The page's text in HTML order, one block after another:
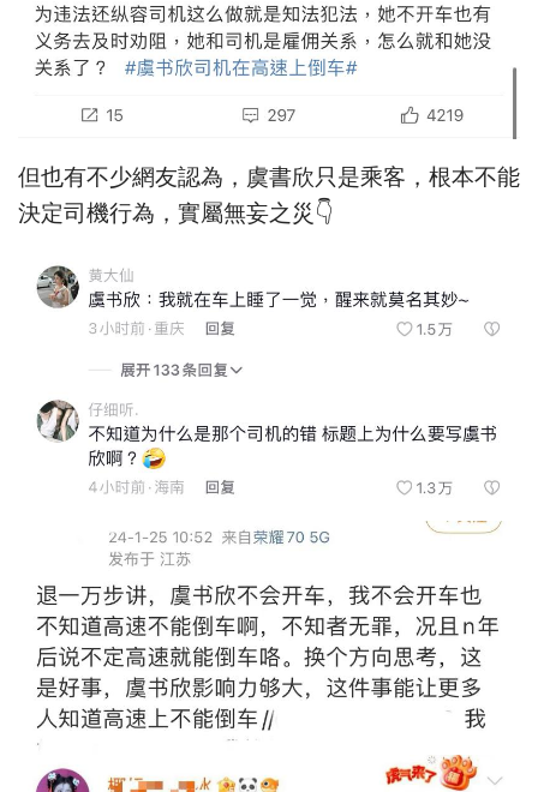
但也有不少網友認為，虞書欣只是乘客，根本不能
決定司機行為，實屬無妄之災👇